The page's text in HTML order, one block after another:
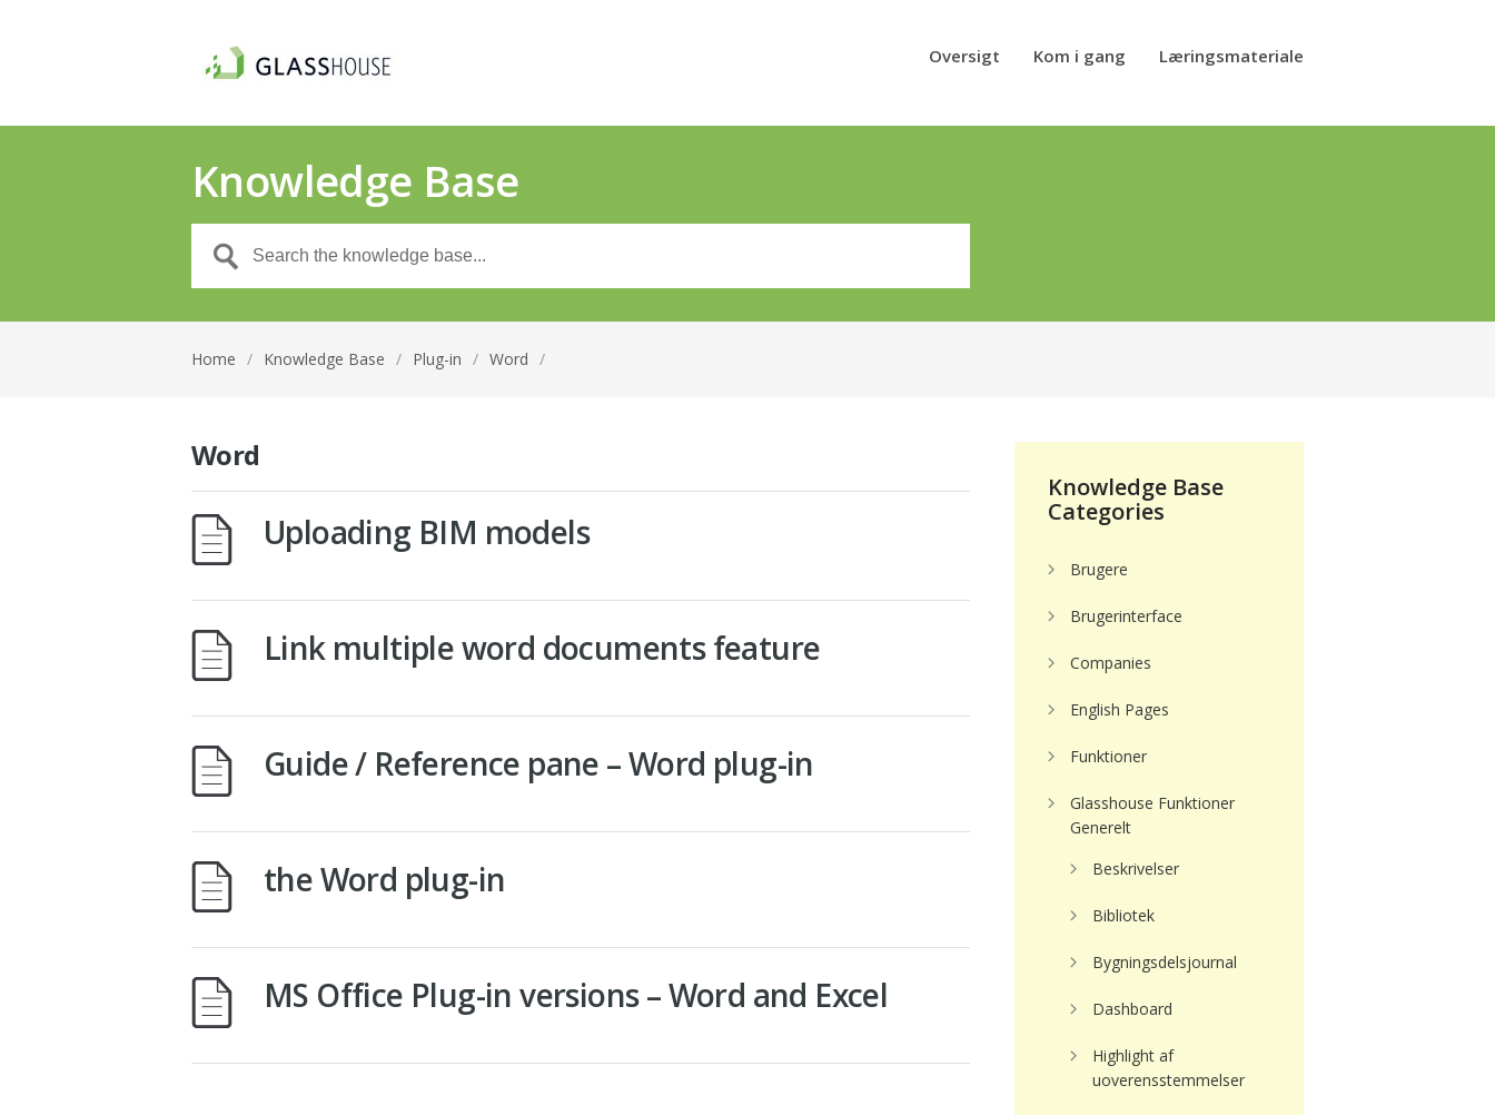
Oversigt Kom i gang Læringsmateriale
Knowledge Base
Home / Knowledge Base / Plug-in / Word /
Word
Uploading BIM models
Link multiple word documents feature
Guide / Reference pane – Word plug-in
the Word plug-in
MS Office Plug-in versions – Word and Excel
Knowledge Base
Categories
Brugere
Brugerinterface
Companies
English Pages
Funktioner
Glasshouse Funktioner
Generelt
Beskrivelser
Bibliotek
Bygningsdelsjournal
Dashboard
Highlight af
uoverensstemmelser